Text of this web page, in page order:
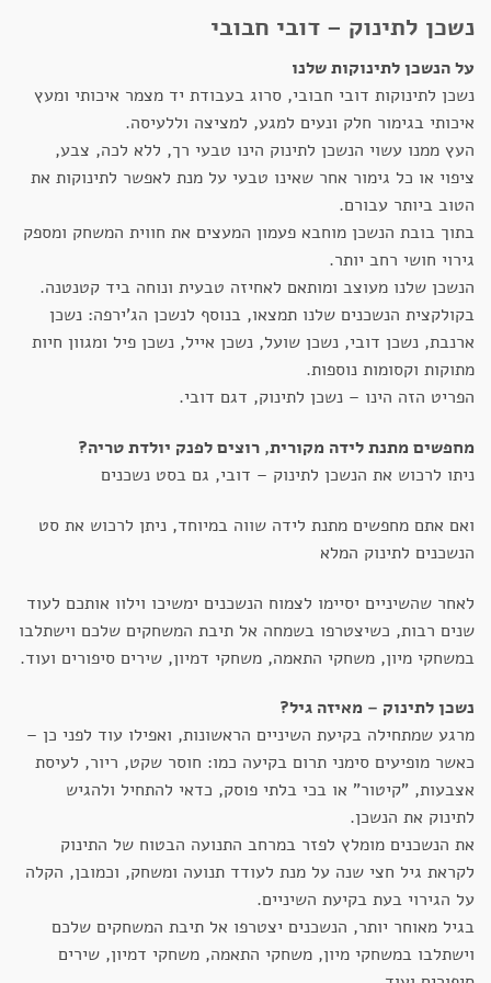
נשכן לתינוק – דובי חבובי
על הנשכן לתינוקות שלנו
נשכן לתינוקות דובי חבובי, סרוג בעבודת יד מצמר איכותי ומעץ
איכותי בגימור חלק ונעים למגע, למציצה וללעיסה.
העץ ממנו עשוי הנשכן לתינוק הינו טבעי רך, ללא לכה, צבע,
ציפוי או כל גימור אחר שאינו טבעי על מנת לאפשר לתינוקות את
הטוב ביותר עבורם.
בתוך בובת הנשכן מוחבא פעמון המעצים את חווית המשחק ומספק
גירוי חושי רחב יותר.
הנשכן שלנו מעוצב ומותאם לאחיזה טבעית ונוחה ביד קטנטנה.
בקולקצית הנשכנים שלנו תמצאו, בנוסף לנשכן הג'ירפה: נשכן
ארנבת, נשכן דובי, נשכן שועל, נשכן אייל, נשכן פיל ומגוון חיות
מתוקות וקסומות נוספות.
הפריט הזה הינו – נשכן לתינוק, דגם דובי.
מחפשים מתנת לידה מקורית, רוצים לפנק יולדת טריה?
ניתו לרכוש את הנשכן לתינוק – דובי, גם בסט נשכנים
ואם אתם מחפשים מתנת לידה שווה במיוחד, ניתן לרכוש את סט
הנשכנים לתינוק המלא
לאחר שהשיניים יסיימו לצמוח הנשכנים ימשיכו וילוו אותכם לעוד
שנים רבות, כשיצטרפו בשמחה אל תיבת המשחקים שלכם וישתלבו
במשחקי מיון, משחקי התאמה, משחקי דמיון, שירים סיפורים ועוד.
נשכן לתינוק – מאיזה גיל?
מרגע שמתחילה בקיעת השיניים הראשונות, ואפילו עוד לפני כן –
כאשר מופיעים סימני תרום בקיעה כמו: חוסר שקט, ריור, לעיסת
אצבעות, "קיטור" או בכי בלתי פוסק, כדאי להתחיל ולהגיש
לתינוק את הנשכן.
את הנשכנים מומלץ לפזר במרחב התנועה הבטוח של התינוק
לקראת גיל חצי שנה על מנת לעודד תנועה ומשחק, וכמובן, הקלה
על הגירוי בעת בקיעת השיניים.
בגיל מאוחר יותר, הנשכנים יצטרפו אל תיבת המשחקים שלכם
וישתלבו במשחקי מיון, משחקי התאמה, משחקי דמיון, שירים